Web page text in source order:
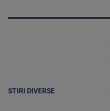
STIRI DIVERSE